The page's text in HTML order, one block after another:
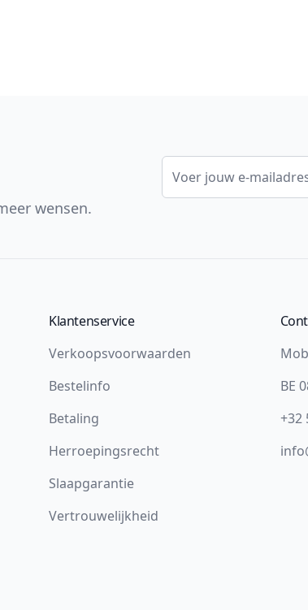
wensen.
E-mail adres
Klantenservice
Verkoopsvoorwaarden
Bestelinfo
Betaling
Herroepingsrecht
Slaapgarantie
Vertrouwelijkheid
BE
+32